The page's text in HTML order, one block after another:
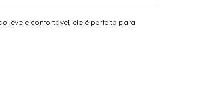
leve e confortável, ele é perfeito para